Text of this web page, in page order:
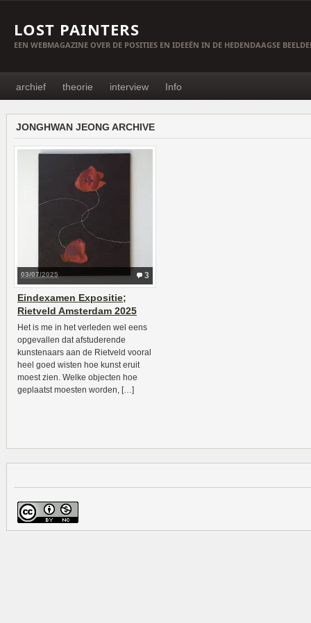
LOST PAINTERS
EEN WEBMAGAZINE OVER DE POSITIES EN IDEEËN IN DE HEDENDAAGSE
archief theorie interview Info
JONGHWAN JEONG ARCHIVE
3
03/07/2025
Eindexamen Expositie;
Rietveld Amsterdam 2025
Het is me in het verleden wel eens
opgevallen dat afstuderende
kunstenaars aan de Rietveld vooral
heel goed wisten hoe kunst eruit
moest zien. Welke objecten hoe
geplaatst moesten worden, […]